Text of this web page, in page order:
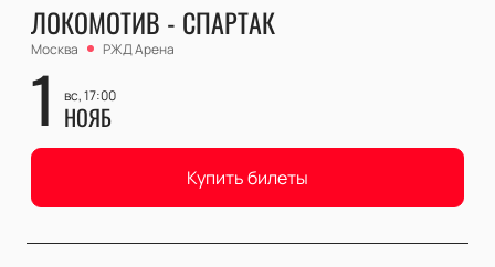
ЛОКОМОТИВ - СПАРТАК
Москва РЖД Арена
1 вс, 17:00
НОЯБ
Купить билеты